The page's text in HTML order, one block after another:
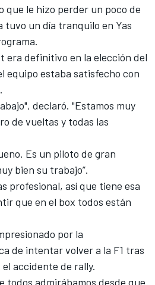
que le hizo perder un poco de
tuvo un día tranquilo en Yas
.
era definitivo en la elección del
equipo estaba satisfecho con
declaró. "Estamos muy
de vueltas y todas las
Es un piloto de gran
bien su trabajo”.
profesional, así que tiene esa
que en el box todos están
por la
de intentar volver a la F1 tras
accidente de rally.
todos admirábamos desde que